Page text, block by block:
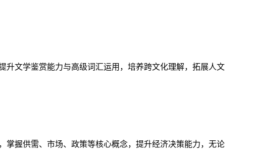
文学鉴赏能力与高级词汇运用，培养跨文化理解，拓展人文
握供需、市场、政策等核心概念，提升经济决策能力，无论